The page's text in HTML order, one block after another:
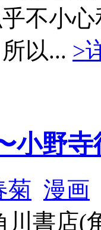
不小
以... >
小野
菊 漫画
川書店(